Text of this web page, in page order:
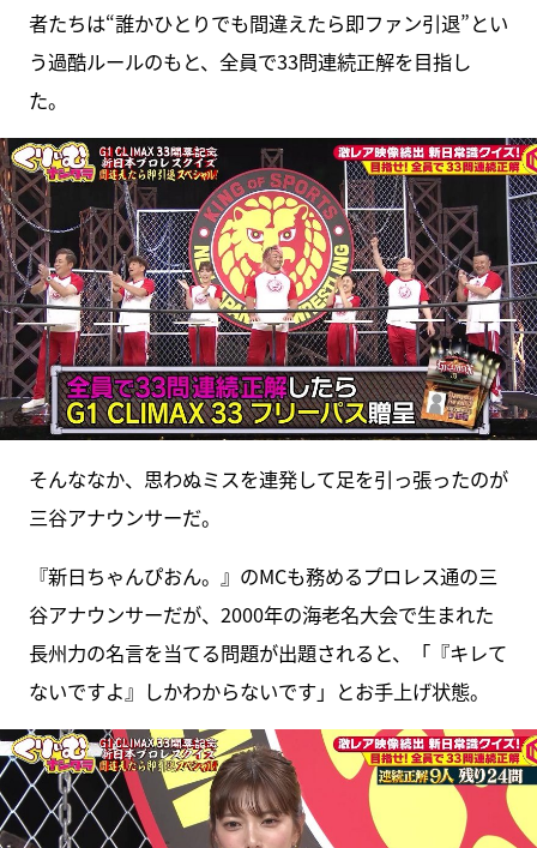
者たちは“誰かひとりでも間違えたら即ファン引退”とい
う過酷ルールのもと、全員で33問連続正解を目指し
た。
そんななか、思わぬミスを連発して足を引っ張ったのが
三谷アナウンサーだ。
『新日ちゃんぴおん。』のMCも務めるプロレス通の三
谷アナウンサーだが、2000年の海老名大会で生まれた
長州力の名言を当てる問題が出題されると、「『キレて
ないですよ』しかわからないです」とお手上げ状態。